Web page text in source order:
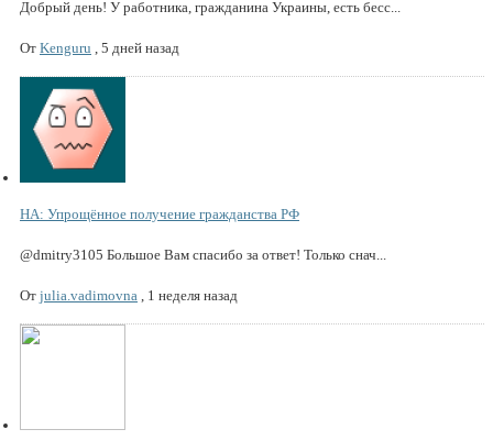
Добрый день! У работника, гражданина Украины, есть бесс...
От Kenguru 5 дней назад
НА: Упрощённое получение гражданства РФ
@dmitry3105 Большое Вам спасибо за ответ! Только снач...
От julia.vadimovna 1 неделя назад